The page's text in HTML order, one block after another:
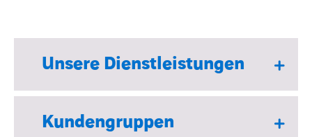
Unsere Dienstleistungen
Kundengruppen